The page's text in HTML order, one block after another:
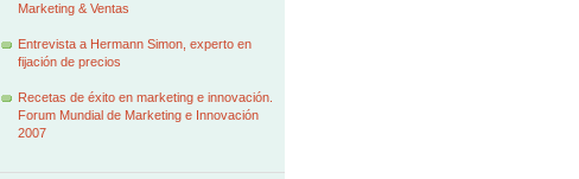
Marketing & Ventas
Entrevista a Hermann Simon, experto en
fijación de precios
Recetas de éxito en marketing e innovación.
Forum Mundial de Marketing e Innovación
2007